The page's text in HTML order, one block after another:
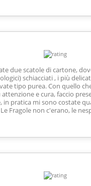
due scatole di cartone,
schiacciati , i più
tipo purea. Con quello
e cura, faccio
in pratica mi sono costate
Fragole non c'erano, le